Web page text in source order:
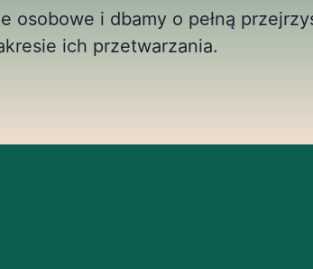
osobowe i dbamy o pełną
ich przetwarzania.